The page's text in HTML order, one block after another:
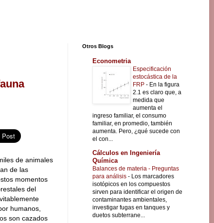
de animales
de las
momentos
del
humanos,
son cazados
Otros Blogs
Econometria
Especificación
estocástica de la
FRP - En la figura
2.1 es claro que, a
medida que
aumenta el
ingreso familiar, el consumo
familiar, en promedio, también
aumenta. Pero, ¿qué sucede con
el con...
Cálculos en Ingeniería
Química
Balances de materia - Preguntas
para análisis - Los marcadores
isotópicos en los compuestos
sirven para identificar el origen de
contaminantes ambientales,
investigar fugas en tanques y
duetos subterrane...